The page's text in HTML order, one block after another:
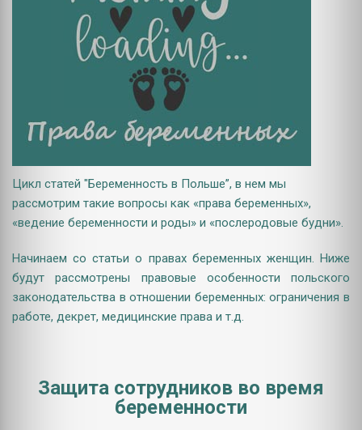
Цикл статей "Беременность в Польше”, в нем мы
рассмотрим такие вопросы как «права беременных»,
«ведение беременности и роды» и «послеродовые будни».
Начинаем со статьи о правах беременных женщин. Ниже
будут рассмотрены правовые особенности польского
законодательства в отношении беременных: ограничения в
работе, декрет, медицинские права и т.д.
Защита сотрудников во время
беременности